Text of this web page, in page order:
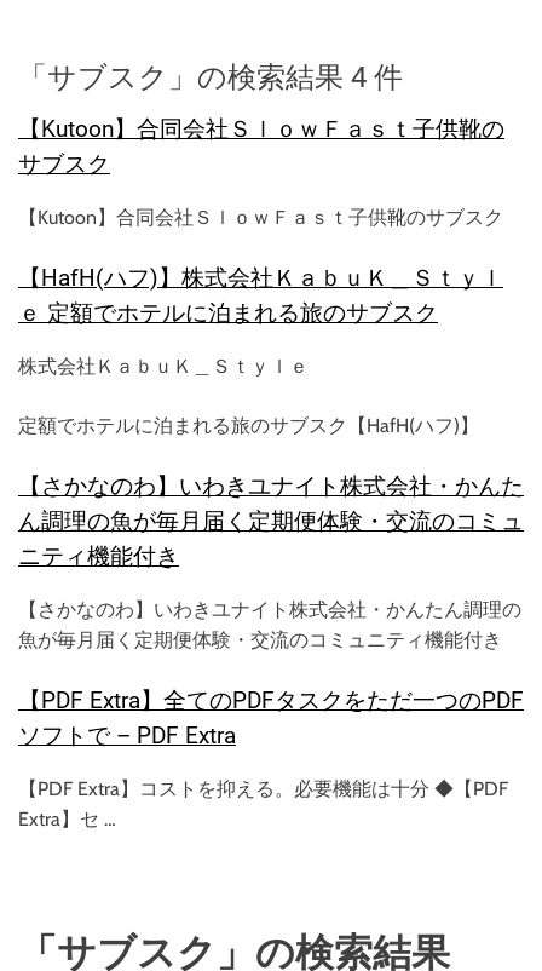
「サブスク」の検索結果 4 件
【Kutoon】合同会社ＳｌｏｗＦａｓｔ子供靴の
サブスク
【Kutoon】合同会社ＳｌｏｗＦａｓｔ子供靴のサブスク
【HafH(ハフ)】株式会社ＫａｂｕＫ＿Ｓｔｙｌ
ｅ 定額でホテルに泊まれる旅のサブスク
株式会社ＫａｂｕＫ＿Ｓｔｙｌｅ
定額でホテルに泊まれる旅のサブスク【HafH(ハフ)】
【さかなのわ】いわきユナイト株式会社・かんた
ん調理の魚が毎月届く定期便体験・交流のコミュ
ニティ機能付き
【さかなのわ】いわきユナイト株式会社・かんたん調理の
魚が毎月届く定期便体験・交流のコミュニティ機能付き
【PDF Extra】全てのPDFタスクをただ一つのPDF
ソフトで – PDF Extra
【PDF Extra】コストを抑える。必要機能は十分 ◆【PDF
Extra】セ …
「サブスク」の検索結果